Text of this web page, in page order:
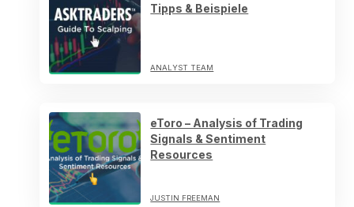
Tipps & Beispiele
ANALYST TEAM
eToro – Analysis of Trading
Signals & Sentiment
Resources
JUSTIN FREEMAN